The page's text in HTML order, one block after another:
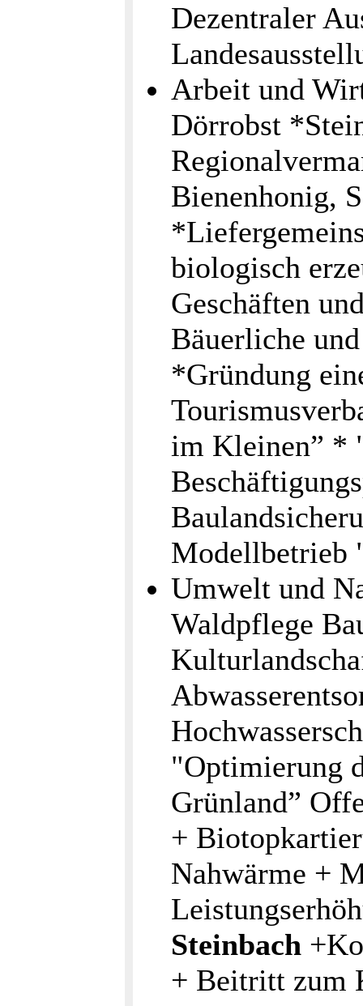
Dezentraler
Arbeit und
Dörrobst
Bienenhonig,
biologisch
Geschäften
Bäuerliche
*Gründung
im Kleinen” *
Modellbetrieb
Umwelt und
Waldpflege
"Optimierung
Grünland”
+
Nahwärme +
Steinbach
+ Beitritt zum